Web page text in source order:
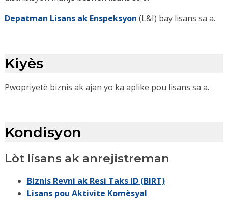
Depatman Lisans ak Enspeksyon (L&I) bay lisans sa a.
Kiyès
Pwopriyetè biznis ak ajan yo ka aplike pou lisans sa a.
Kondisyon
Lòt lisans ak anrejistreman
Biznis Revni ak Resi Taks ID (BIRT)
Lisans pou Aktivite Komèsyal